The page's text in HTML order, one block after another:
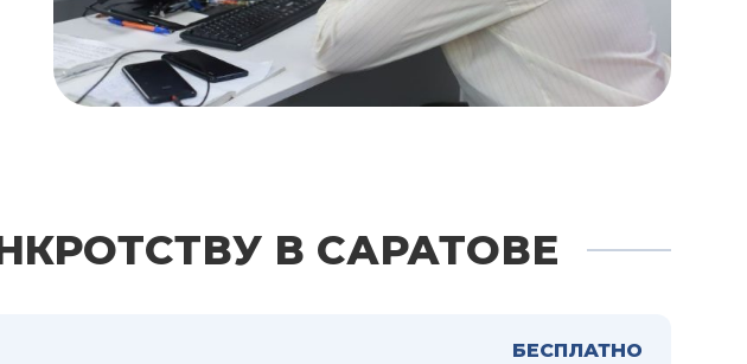
В САРАТОВЕ
БЕСПЛАТНО